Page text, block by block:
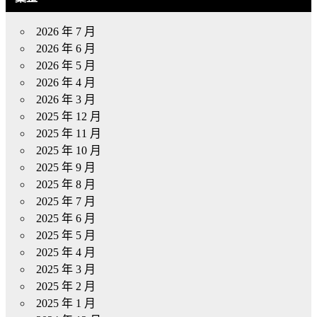
2026 年 7 月
2026 年 6 月
2026 年 5 月
2026 年 4 月
2026 年 3 月
2025 年 12 月
2025 年 11 月
2025 年 10 月
2025 年 9 月
2025 年 8 月
2025 年 7 月
2025 年 6 月
2025 年 5 月
2025 年 4 月
2025 年 3 月
2025 年 2 月
2025 年 1 月